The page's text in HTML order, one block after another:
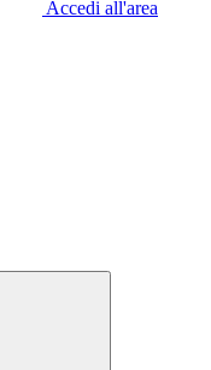
Accedi all'area